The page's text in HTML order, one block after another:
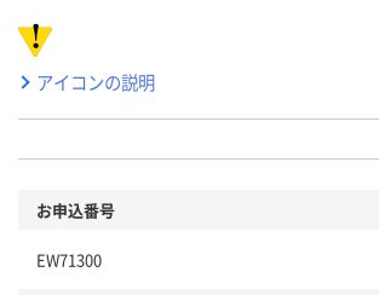
アイコンの説明
お申込番号
EW71300